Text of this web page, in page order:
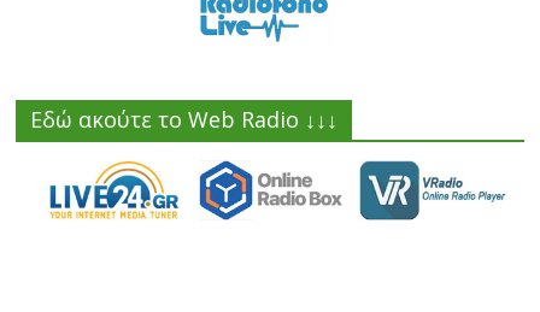
Εδώ ακούτε το Web Radio ↓↓↓